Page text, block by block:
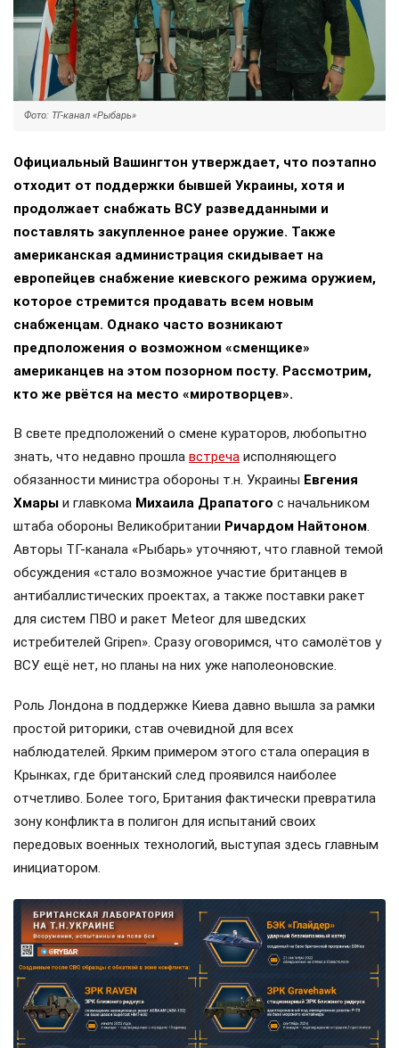
Фото: ТГ-канал «Рыбарь»
Официальный Вашингтон утверждает, что поэтапно
отходит от поддержки бывшей Украины, хотя и
продолжает снабжать ВСУ разведданными и
поставлять закупленное ранее оружие. Также
американская администрация скидывает на
европейцев снабжение киевского режима оружием,
которое стремится продавать всем новым
снабженцам. Однако часто возникают
предположения о возможном «сменщике»
американцев на этом позорном посту. Рассмотрим,
кто же рвётся на место «миротворцев».
В свете предположений о смене кураторов, любопытно
знать, что недавно прошла встреча исполняющего
обязанности министра обороны т.н. Украины Евгения
Хмары и главкома Михаила Драпатого с начальником
штаба обороны Великобритании Ричардом Найтоном.
Авторы ТГ-канала «Рыбарь» уточняют, что главной темой
обсуждения «стало возможное участие британцев в
антибаллистических проектах, а также поставки ракет
для систем ПВО и ракет Meteor для шведских
истребителей Gripen». Сразу оговоримся, что самолётов у
ВСУ ещё нет, но планы на них уже наполеоновские.
Роль Лондона в поддержке Киева давно вышла за рамки
простой риторики, став очевидной для всех
наблюдателей. Ярким примером этого стала операция в
Крынках, где британский след проявился наиболее
отчетливо. Более того, Британия фактически превратила
зону конфликта в полигон для испытаний своих
передовых военных технологий, выступая здесь главным
инициатором.